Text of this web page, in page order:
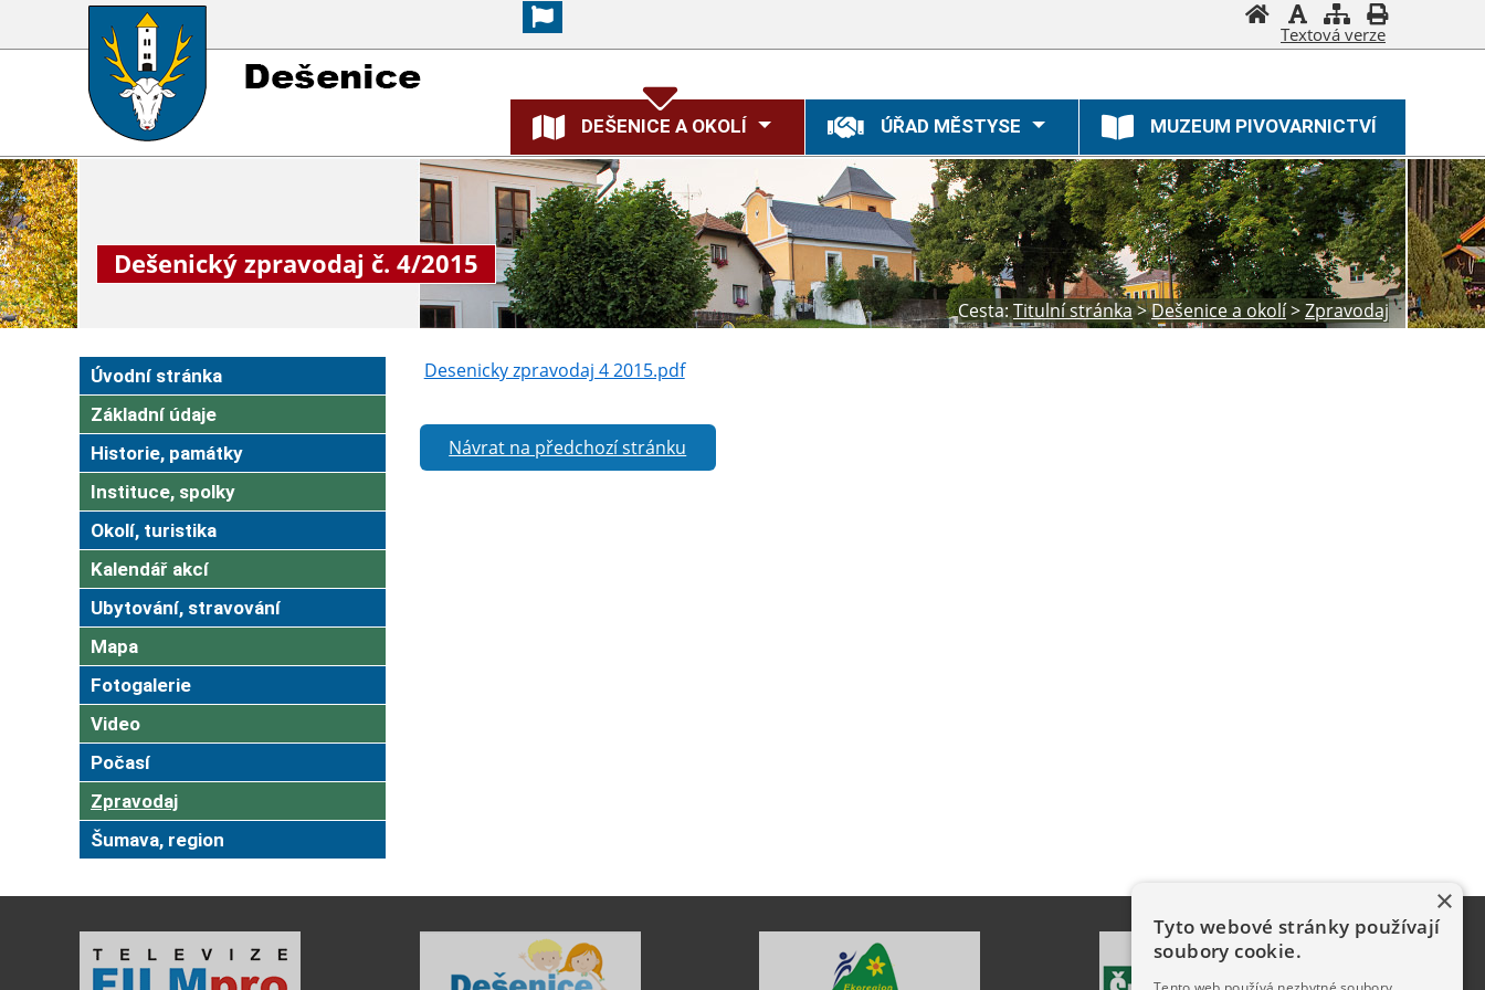
Textová verze
DEŠENICE A OKOLÍ ÚŘAD MĚSTYSE MUZEUM PIVOVARNICTVÍ
Dešenický zpravodaj č. 4/2015
Cesta: Titulní stránka>Dešenice a okolí>Zpravodaj
Úvodní stránka
Základní údaje
Historie, památky
Instituce, spolky
Okolí, turistika
Kalendář akcí
Ubytování, stravování
Mapa
Fotogalerie
Video
Počasí
Zpravodaj
Šumava, region
Desenicky zpravodaj 4 2015.pdf
Návrat na předchozí stránku
×
Tyto webové stránky používají
soubory cookie.